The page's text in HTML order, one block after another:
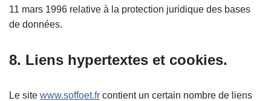
11 mars 1996 relative à la protection juridique des bases
de données.
8. Liens hypertextes et cookies.
Le site www.soffoet.fr contient un certain nombre de liens